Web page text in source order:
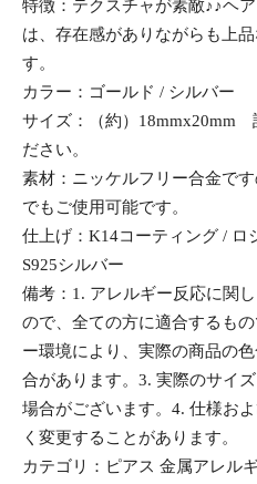
特徴：テクスチャが素敵♪♪ヘ
は、存在感がありながらも上
す。
カラー：ゴールド / シルバー
サイズ：（約）18mmx20mm
ださい。
素材：ニッケルフリー合金で
でもご使用可能です。
仕上げ：K14コーティング / ロ
S925シルバー
備考：1. アレルギー反応に関
ので、全ての方に適合するも
ー環境により、実際の商品の
合があります。3. 実際のサイ
場合がございます。4. 仕様お
く変更することがあります。
カテゴリ：ピアス 金属アレル